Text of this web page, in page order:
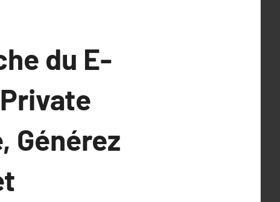
du E-
Générez